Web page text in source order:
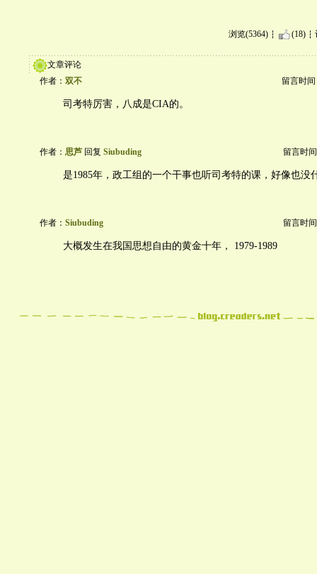
浏览(5364) (18)
文章评论
作者： 双不 留言时间
司考特厉害，八成是CIA的。
作者： 思芦 回复 Siubuding 留言时
是1985年，政工组的一个干事也听司考特的课，好像也没
作者： Siubuding 留言时
大概发生在我国思想自由的黄金十年， 1979-1989